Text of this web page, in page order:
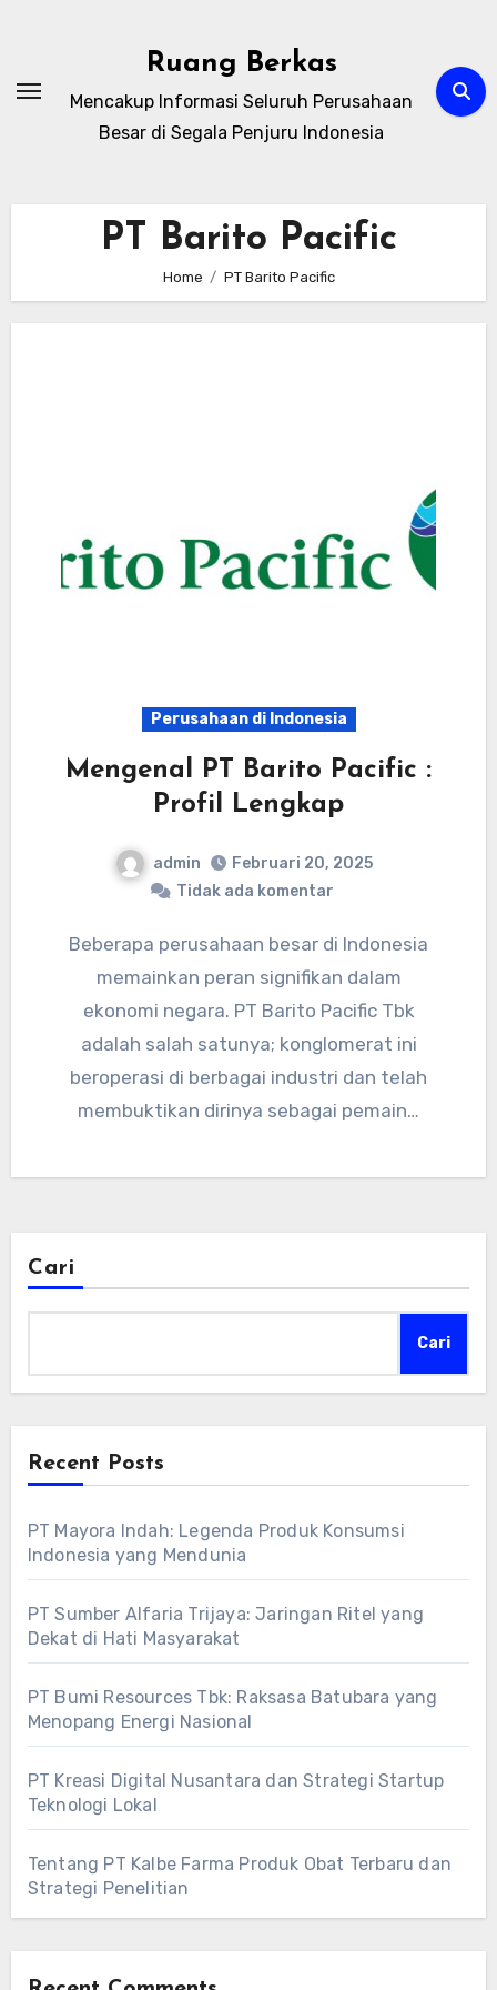
Ruang Berkas
Mencakup Informasi Seluruh Perusahaan
Besar di Segala Penjuru Indonesia
PT Barito Pacific
Home PT Barito Pacific
Perusahaan di Indonesia
Mengenal PT Barito Pacific :
Profil Lengkap
admin
Februari 20, 2025
Tidak ada komentar
Beberapa perusahaan besar di Indonesia
memainkan peran signifikan dalam
ekonomi negara. PT Barito Pacific Tbk
adalah salah satunya; konglomerat ini
beroperasi di berbagai industri dan telah
membuktikan dirinya sebagai pemain…
Cari
Cari
Recent Posts
PT Mayora Indah: Legenda Produk Konsumsi
Indonesia yang Mendunia
PT Sumber Alfaria Trijaya: Jaringan Ritel yang
Dekat di Hati Masyarakat
PT Bumi Resources Tbk: Raksasa Batubara yang
Menopang Energi Nasional
PT Kreasi Digital Nusantara dan Strategi Startup
Teknologi Lokal
Tentang PT Kalbe Farma Produk Obat Terbaru dan
Strategi Penelitian